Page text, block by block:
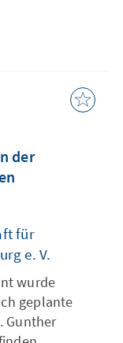
der
für
e. V.
wurde
geplante
Gunther